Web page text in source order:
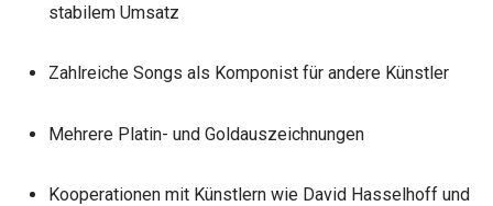
stabilem Umsatz
Zahlreiche Songs als Komponist für andere Künstler
Mehrere Platin- und Goldauszeichnungen
Kooperationen mit Künstlern wie David Hasselhoff und